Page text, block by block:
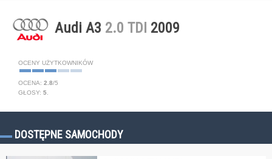
Audi A3 2.0 TDI 2009
OCENY UŻYTKOWNIKÓW
OCENA: 2.8/5
GŁOSY: 5
DOSTĘPNE SAMOCHODY